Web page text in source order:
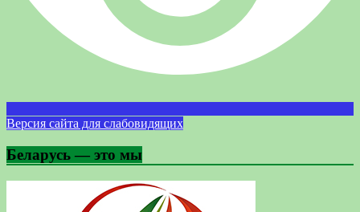
Версия сайта для слабовидящих
Беларусь — это мы